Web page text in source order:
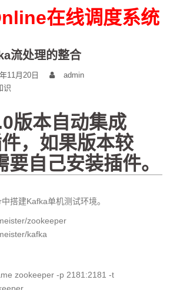
在线调度系统
流处理的整合
11月20日
admin
识
版本自动集成
，如果版本较
要自己安装插件。
搭建Kafka单机测试环境。
zookeeper
kafka
zookeeper -p 2181:2181 -t